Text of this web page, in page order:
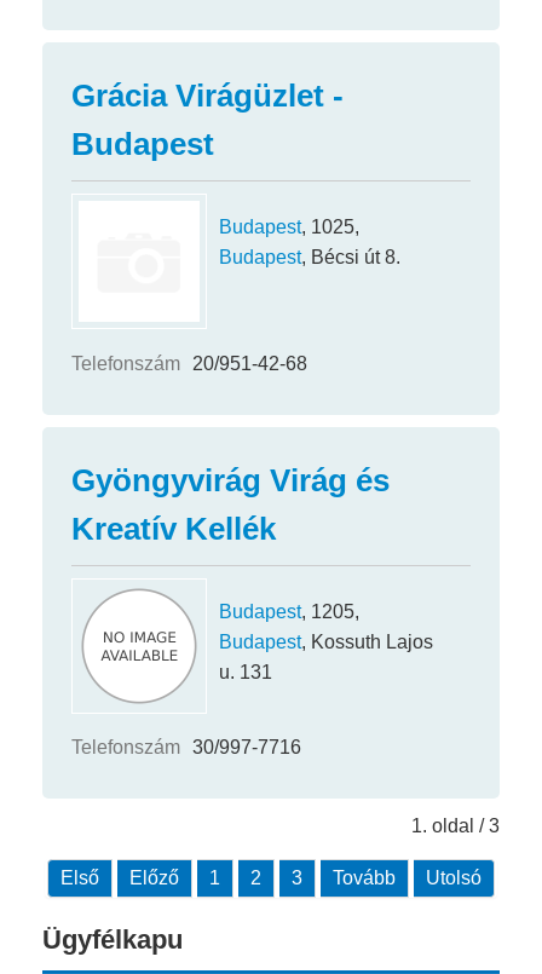
Grácia Virágüzlet -
Budapest
Budapest, 1025,
Budapest, Bécsi út 8.
Telefonszám 20/951-42-68
Gyöngyvirág Virág és
Kreatív Kellék
Budapest, 1205,
Budapest, Kossuth Lajos
u. 131
Telefonszám 30/997-7716
1. oldal / 3
Első Előző 1 2 3 Tovább Utolsó
Ügyfélkapu